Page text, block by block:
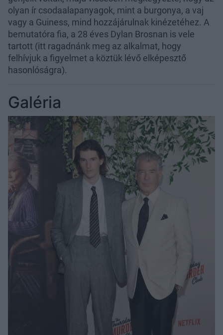
olyan ír csodaalapanyagok, mint a burgonya, a vaj
vagy a Guiness, mind hozzájárulnak kinézetéhez. A
bemutatóra fia, a 28 éves Dylan Brosnan is vele
tartott (itt ragadnánk meg az alkalmat, hogy
felhívjuk a figyelmet a köztük lévő elképesztő
hasonlóságra).
Galéria